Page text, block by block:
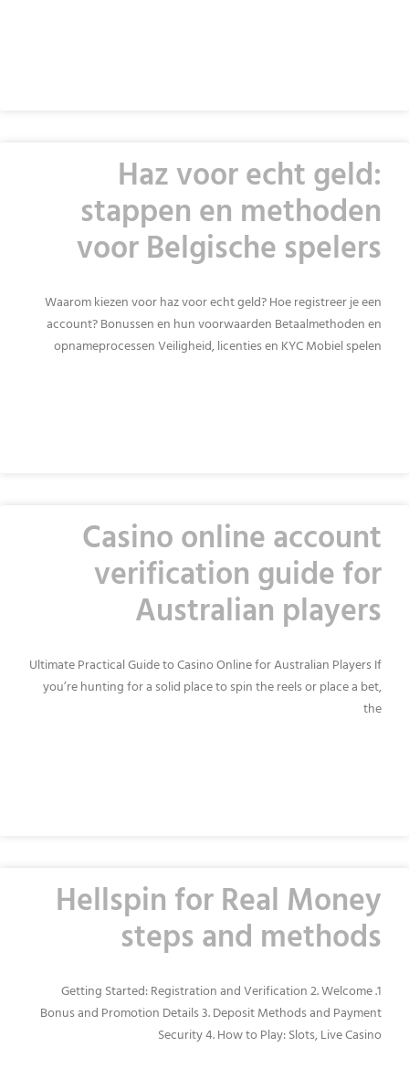
Haz voor echt geld:
stappen en methoden
voor Belgische spelers
Waarom kiezen voor haz voor echt geld? Hoe registreer je een
account? Bonussen en hun voorwaarden Betaalmethoden en
opnameprocessen Veiligheid, licenties en KYC Mobiel spelen
Casino online account
verification guide for
Australian players
Ultimate Practical Guide to Casino Online for Australian Players If
you’re hunting for a solid place to spin the reels or place a bet,
the
Hellspin for Real Money
steps and methods
1. Getting Started: Registration and Verification 2. Welcome
Bonus and Promotion Details 3. Deposit Methods and Payment
Security 4. How to Play: Slots, Live Casino